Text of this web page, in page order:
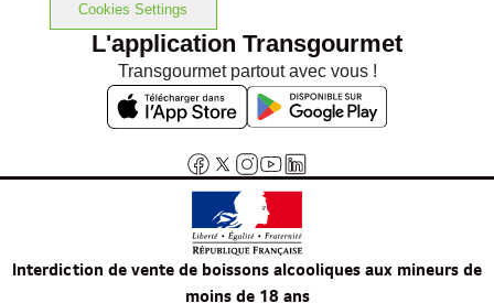
Cookies Settings
L'application Transgourmet
Transgourmet partout avec vous !
Interdiction de vente de boissons alcooliques aux mineurs de
moins de 18 ans